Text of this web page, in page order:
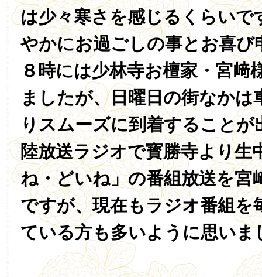
は少々寒さを感じるくらいで
やかにお過ごしの事とお喜び
８時には少林寺お檀家・宮﨑
ましたが、日曜日の街なか
りスムーズに到着することが
陸放送ラジオで寳勝寺より生
ね・どいね」の番組放送を宮
ですが、現在もラジオ番組を
ている方も多いように思いま